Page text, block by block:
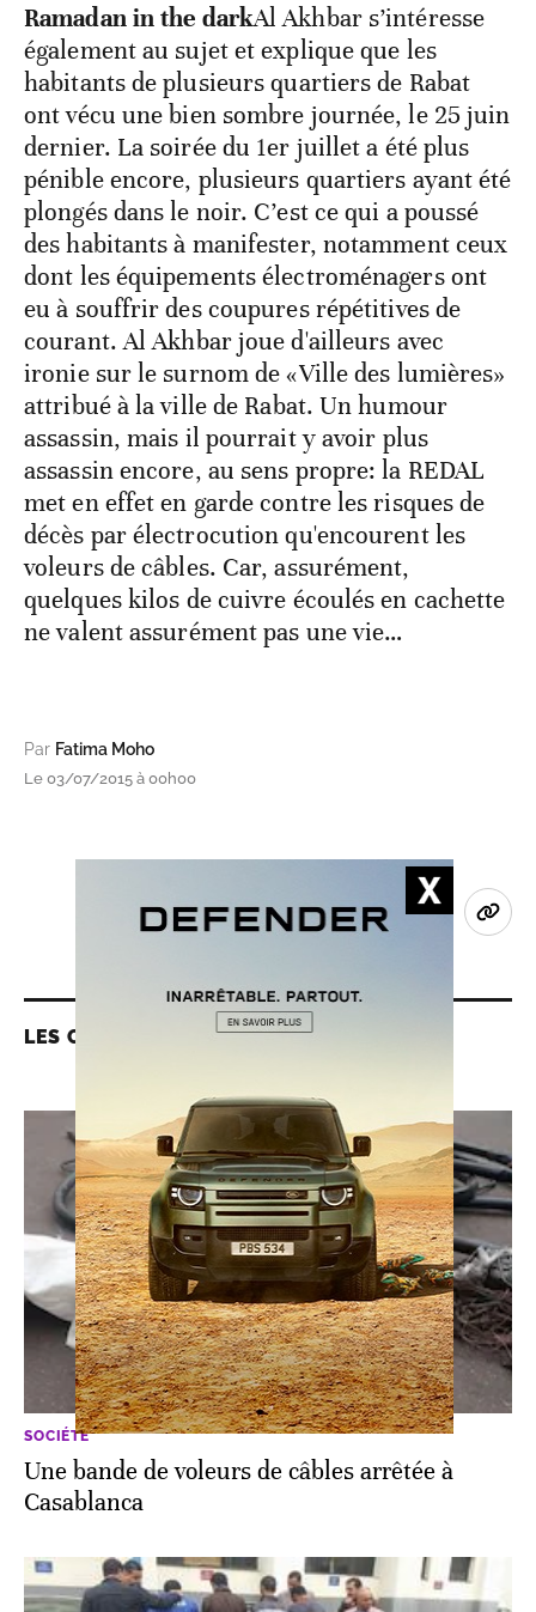
Ramadan in the darkAl Akhbar s’intéresse
également au sujet et explique que les
habitants de plusieurs quartiers de Rabat
ont vécu une bien sombre journée, le 25 juin
dernier. La soirée du 1er juillet a été plus
pénible encore, plusieurs quartiers ayant été
plongés dans le noir. C’est ce qui a poussé
des habitants à manifester, notamment ceux
dont les équipements électroménagers ont
eu à souffrir des coupures répétitives de
courant. Al Akhbar joue d'ailleurs avec
ironie sur le surnom de «Ville des lumières»
attribué à la ville de Rabat. Un humour
assassin, mais il pourrait y avoir plus
assassin encore, au sens propre: la REDAL
met en effet en garde contre les risques de
décès par électrocution qu'encourent les
voleurs de câbles. Car, assurément,
quelques kilos de cuivre écoulés en cachette
ne valent assurément pas une vie…
Par Fatima Moho
Le 03/07/2015 à 00h00
LES CONTENUS LIÉS
SOCIÉTÉ
Une bande de voleurs de câbles arrêtée à
Casablanca